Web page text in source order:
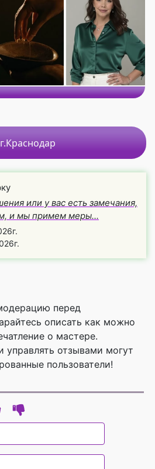
или у вас есть замечания,
и мы примем меры...
перед
описать как можно
о мастере.
управлять отзывами могут
пользователи!